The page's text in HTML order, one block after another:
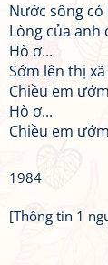
Nước sông
Lòng của anh
Hò ơ...
Sớm lên thị
Chiều em
Hò ơ...
Chiều em
1984
[Thông tin 1